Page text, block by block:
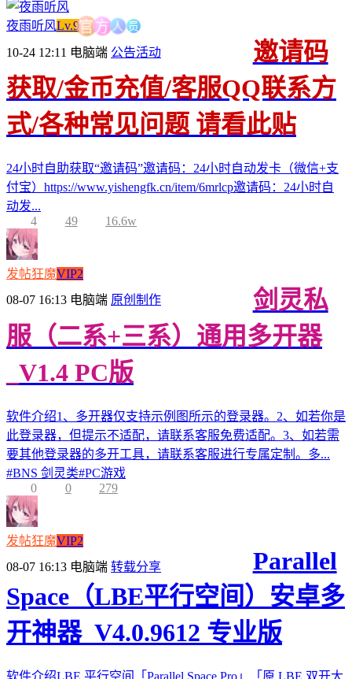
夜雨听风Lv.9官 方人员
10-24 12:11 电脑端 公告活动
邀请码
获取/金币充值/客服QQ联系方
式/各种常见问题 请看此贴
24小时自助获取“邀请码”邀请码：24小时自动发卡（微信+支
付宝）https://www.yishengfk.cn/item/6mrlcp邀请码：24小时自
动发...
4
49 16.6w
发帖狂魔VIP2
08-07 16:13 电脑端 原创制作
剑灵私
服（二系+三系）通用多开器
_V1.4 PC版
软件介绍1、多开器仅支持示例图所示的登录器。2、如若你是
此登录器，但提示不适配，请联系客服免费适配。3、如若需
要其他登录器的多开工具，请联系客服进行专属定制。多...
#BNS 剑灵类#PC游戏
0
0 279
发帖狂魔VIP2
08-07 16:13 电脑端 转载分享
Parallel
Space（LBE平行空间）安卓多
开神器_V4.0.9612 专业版
软件介绍LBE 平行空间「Parallel Space Pro」「原 LBE 双开大